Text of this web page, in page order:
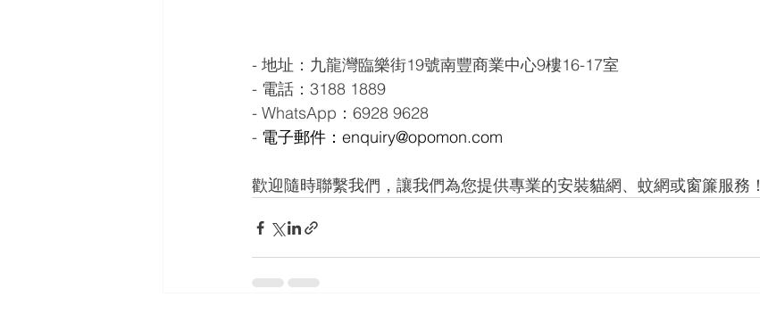
- 地址：九龍灣臨樂街19號南豐商業中心9樓16-17室
- 電話：3188 1889
- WhatsApp：6928 9628
- 電子郵件：enquiry@opomon.com
歡迎隨時聯繫我們，讓我們為您提供專業的安裝貓網、蚊網或窗簾服務！